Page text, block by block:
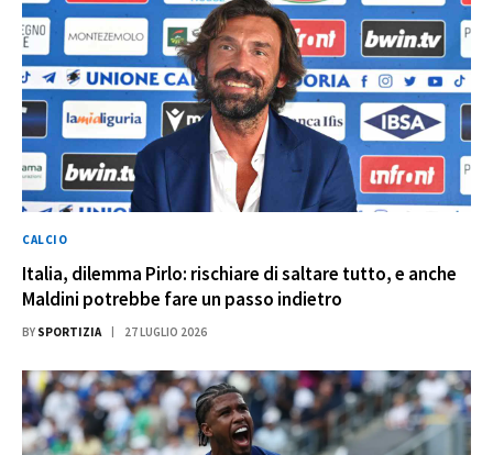
CALCIO
Italia, dilemma Pirlo: rischiare di saltare tutto, e anche
Maldini potrebbe fare un passo indietro
BY SPORTIZIA 27 LUGLIO 2026